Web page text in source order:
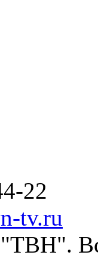
22
tv.ru